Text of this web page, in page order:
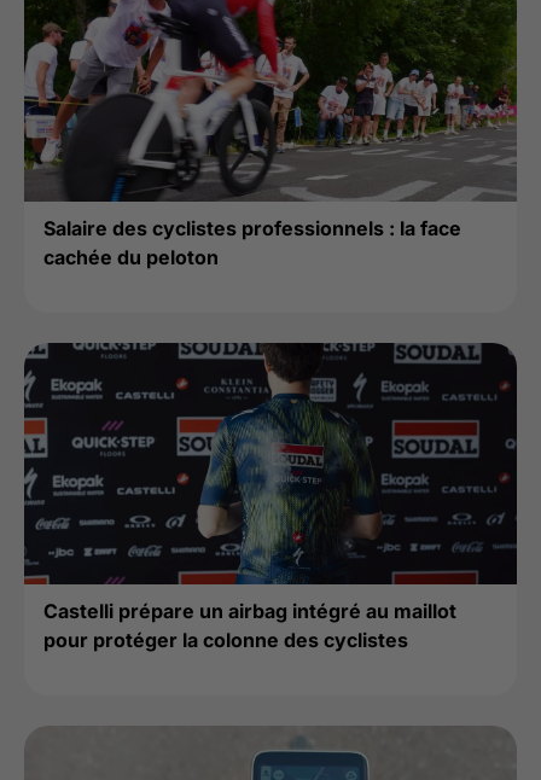
Salaire des cyclistes professionnels : la face
cachée du peloton
Castelli prépare un airbag intégré au maillot
pour protéger la colonne des cyclistes